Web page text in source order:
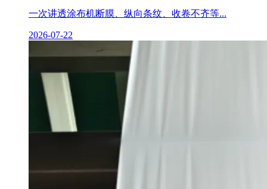
一次讲透涂布机断膜、纵向条纹、收卷不齐等...
2026-07-22